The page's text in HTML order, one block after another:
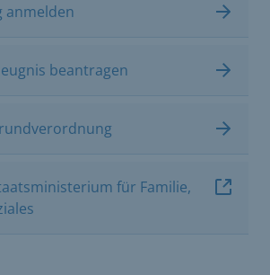
anmelden
beantragen
für Familie,